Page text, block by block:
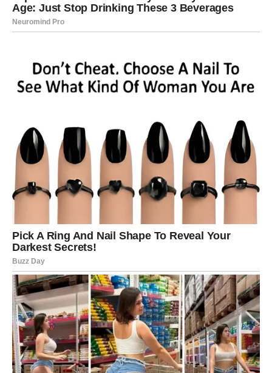
Ljubav
Nova poznanstva obilježiće ostatak godine. Jedna osoba
mogla bi vam potpuno promijeniti pogled na ljubav.
Korisni kontakti donose poslovne prilike koje ne treba
ignorisati.
RAK
Ljubav
Rakovi će konačno dobiti odgovore koje dugo traže.
Emocije postaju jasnije, a jedan odnos dobija novi pravac.
Novac i posao
Pred vama je period postepenog finansijskog jačanja i
većeg osjećaja sigurnosti.